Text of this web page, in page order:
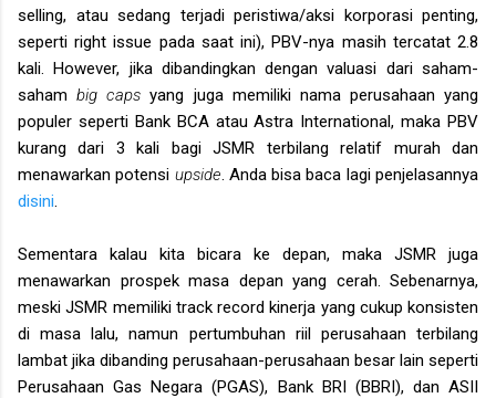
selling, atau sedang terjadi peristiwa/aksi korporasi penting,
seperti right issue pada saat ini), PBV-nya masih tercatat 2.8
kali. However, jika dibandingkan dengan valuasi dari saham-
sahambig caps yang juga memiliki nama perusahaan yang
populer seperti Bank BCA atau Astra International, maka PBV
kurang dari 3 kali bagi JSMR terbilang relatif murah dan
menawarkan potensi upside . Anda bisa baca lagi penjelasannya
disini
Sementara kalau kita bicara ke depan, maka JSMR juga
menawarkan prospek masa depan yang cerah. Sebenarnya,
meski JSMR memiliki track record kinerja yang cukup konsisten
di masa lalu, namun pertumbuhan riil perusahaan terbilang
lambat jika dibanding perusahaan-perusahaan besar lain seperti
Perusahaan Gas Negara (PGAS), Bank BRI (BBRI), dan ASII